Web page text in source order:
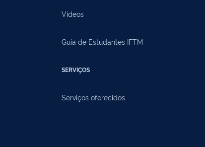
Vídeos
Guia de Estudantes IFTM
SERVIÇOS
Serviços oferecidos